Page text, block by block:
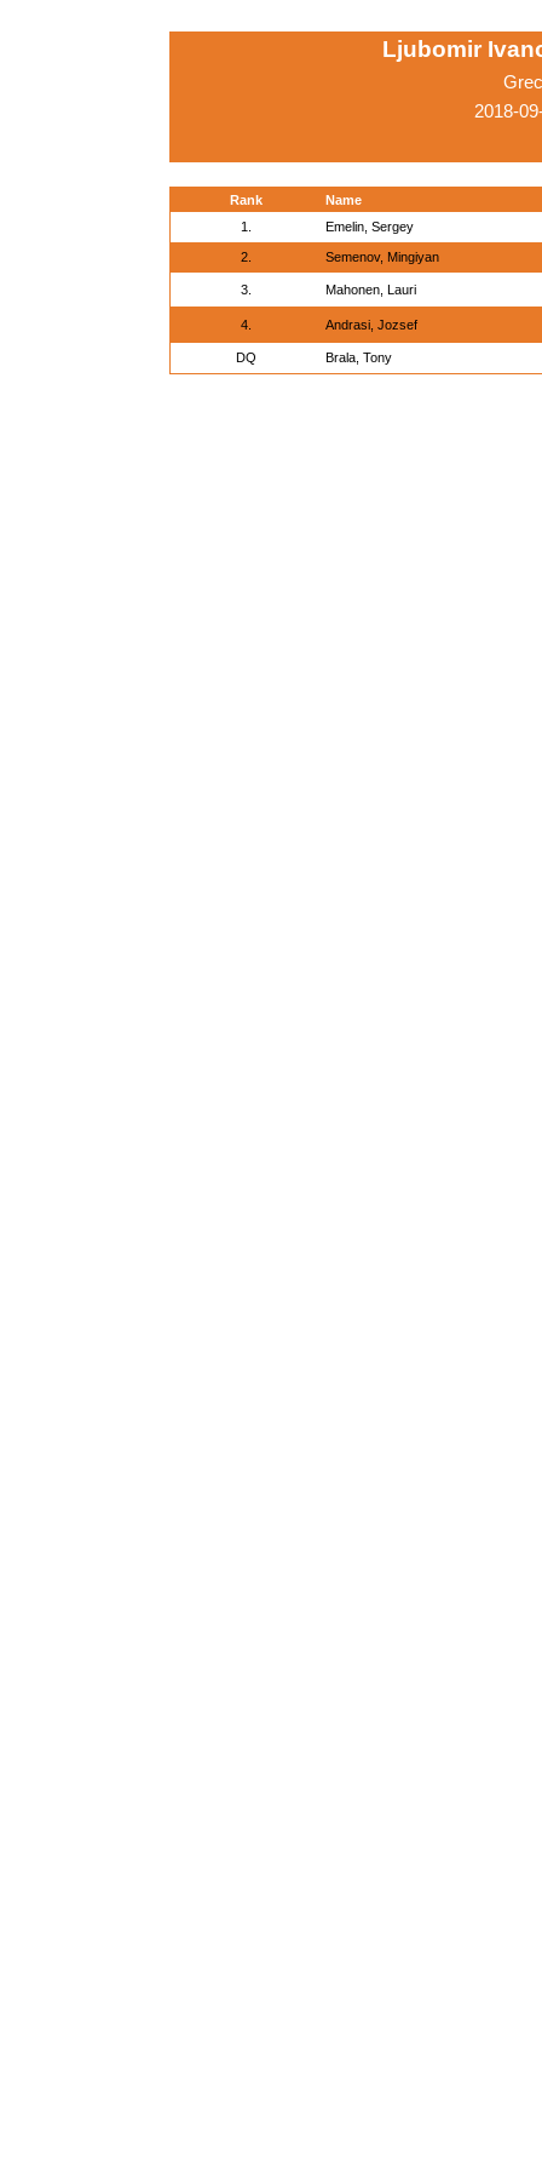
Ljubomir
2018-
Rank
Name
1.
Emelin, Sergey
2. Semenov, Mingiyan
3. Mahonen, Lauri
4. Andrasi, Jozsef
DQ Brala, Tony